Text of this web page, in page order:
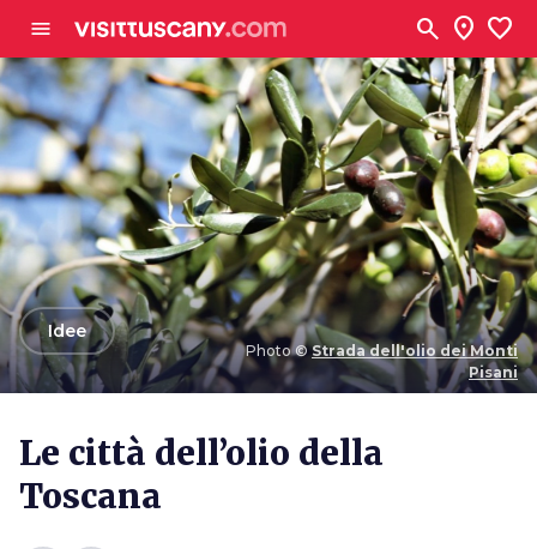
menu search location_on favorite
Photo © Strada dell'olio dei Monti
Pisani
arrow_backIdee
Le città dell’olio della
Toscana